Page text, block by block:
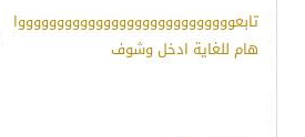
تابعووووووووووووووووووووووووووووا
هام للغاية ادخل وشوف